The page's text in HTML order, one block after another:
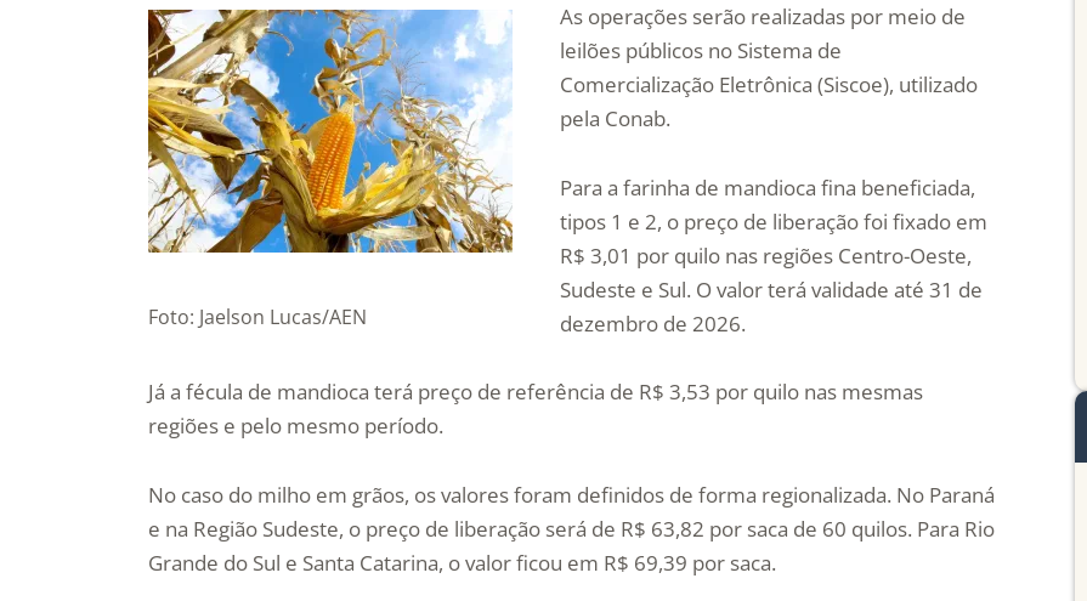
Foto: Jaelson Lucas/AEN
As operações serão realizadas por meio de
leilões públicos no Sistema de
Comercialização Eletrônica (Siscoe), utilizado
pela Conab.
Para a farinha de mandioca fina beneficiada,
tipos 1 e 2, o preço de liberação foi fixado em
R$ 3,01 por quilo nas regiões Centro-Oeste,
Sudeste e Sul. O valor terá validade até 31 de
dezembro de 2026.
Já a fécula de mandioca terá preço de referência de R$ 3,53 por quilo nas mesmas
regiões e pelo mesmo período.
No caso do milho em grãos, os valores foram definidos de forma regionalizada. No Paraná
e na Região Sudeste, o preço de liberação será de R$ 63,82 por saca de 60 quilos. Para Rio
Grande do Sul e Santa Catarina, o valor ficou em R$ 69,39 por saca.